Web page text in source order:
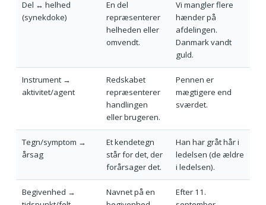
Del ↔ helhed
(synekdoke)
En del
repræsenterer
helheden eller
omvendt.
Vi mangler flere
hænder på
afdelingen.
Danmark vandt
guld.
Instrument →
aktivitet/agent
Redskabet
repræsenterer
handlingen
eller brugeren.
Pennen er
mægtigere end
sværdet.
Tegn/symptom →
årsag
Et kendetegn
står for det, der
forårsager det.
Han har gråt hår i
ledelsen (de ældre
i ledelsen).
Begivenhed →
Navnet på en
Efter 11.